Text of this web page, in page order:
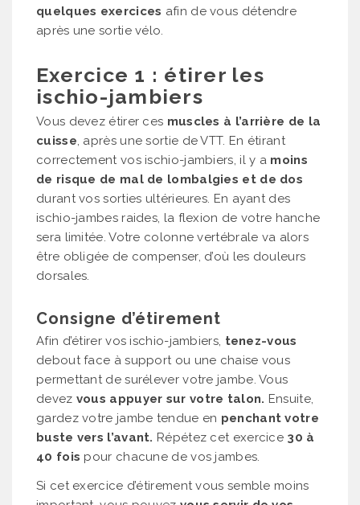
quelques exercices afin de vous détendre
après une sortie vélo.
Exercice 1 : étirer les
ischio-jambiers
Vous devez étirer ces muscles à l’arrière de la
cuisse, après une sortie de VTT. En étirant
correctement vos ischio-jambiers, il y a moins
de risque de mal de lombalgies et de dos
durant vos sorties ultérieures. En ayant des
ischio-jambes raides, la flexion de votre hanche
sera limitée. Votre colonne vertébrale va alors
être obligée de compenser, d’où les douleurs
dorsales.
Consigne d’étirement
Afin d’étirer vos ischio-jambiers, tenez-vous
debout face à support ou une chaise vous
permettant de surélever votre jambe. Vous
devez vous appuyer sur votre talon. Ensuite,
gardez votre jambe tendue en penchant votre
buste vers l’avant. Répétez cet exercice 30 à
40 fois pour chacune de vos jambes.
Si cet exercice d’étirement vous semble moins